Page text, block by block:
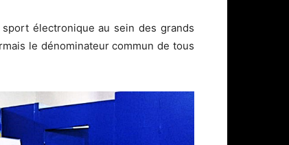
électronique au sein des grands
le dénominateur commun de tous